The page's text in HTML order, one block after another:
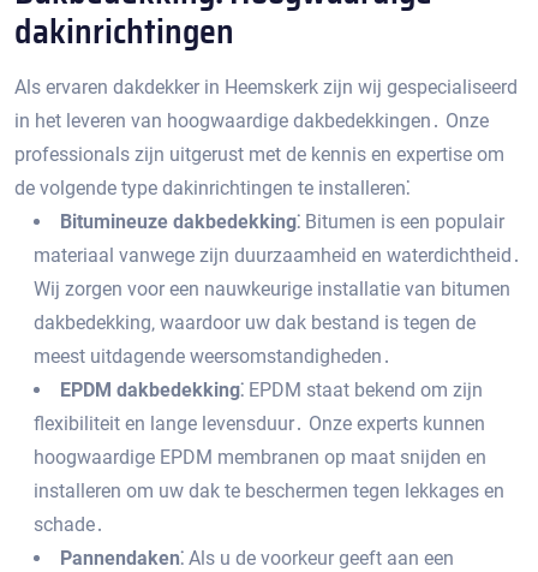
dakinrichtingen
Als ervaren dakdekker in Heemskerk zijn wij gespecialiseerd
in het leveren van hoogwaardige dakbedekkingen․ Onze
professionals zijn uitgerust met de kennis en expertise om
de volgende type dakinrichtingen te installeren⁚
Bitumineuze dakbedekking⁚ Bitumen is een populair
materiaal vanwege zijn duurzaamheid en waterdichtheid․
Wij zorgen voor een nauwkeurige installatie van bitumen
dakbedekking‚ waardoor uw dak bestand is tegen de
meest uitdagende weersomstandigheden․
EPDM dakbedekking⁚ EPDM staat bekend om zijn
flexibiliteit en lange levensduur․ Onze experts kunnen
hoogwaardige EPDM membranen op maat snijden en
installeren om uw dak te beschermen tegen lekkages en
schade․
Pannendaken⁚ Als u de voorkeur geeft aan een